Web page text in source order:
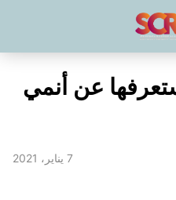
عن أنمي
7 يناير، 2021